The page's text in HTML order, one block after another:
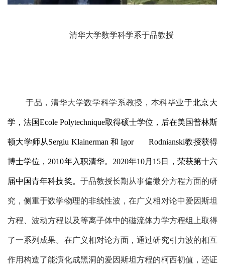
清华大学数学科学系于品教授
于品，清华大学数学科学系教授，本科毕业于北京大
学 ，法国Ecole Polytechnique取得硕士学位，后在美国普林斯
顿大学师从Sergiu Klainerman 和 Igor Rodnianski教授获得
博士学位，2010年入职清华。2020年10月15日，荣获第十六
届中国青年科技奖。 于品教授长期从事偏微分方程方面的研
究 ，侧重于数学物理的非线性波，在广义相对论中爱因斯坦
方程、波动方程以及等离子体中的磁流体力学方程组上取得
了一系列成果。在广义相对论方面，通过研究引力波的相互
作用构造了能演化成黑洞的爱因斯坦方程的柯西初值，还证